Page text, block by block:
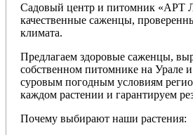
Садовый центр и питомник «АРТ
качественные саженцы,
климата.
Предлагаем здоровые саженцы,
собственном питомнике на Урале
суровым погодным условиям
каждом растении и гарантируем
Почему выбирают наши растения: